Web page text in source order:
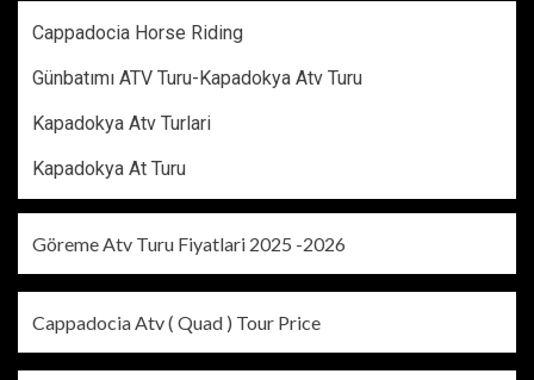
Cappadocia Horse Riding
Günbatımı ATV Turu-Kapadokya Atv Turu
Kapadokya Atv Turlari
Kapadokya At Turu
Göreme Atv Turu Fiyatlari 2025 -2026
Cappadocia Atv ( Quad ) Tour Price